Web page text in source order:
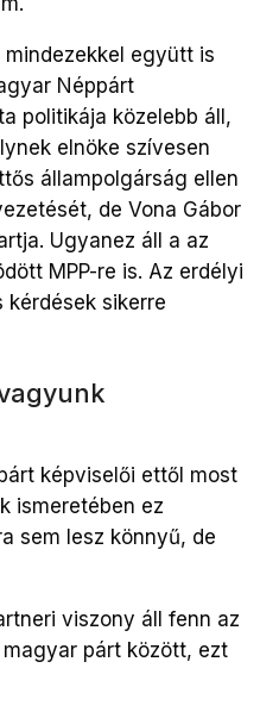
együtt is
Néppárt
politikája közelebb áll,
elnöke szívesen
állampolgárság ellen
de Vona Gábor
Ugyanez áll a az
MPP-re is. Az erdélyi
sikerre
képviselői ettől most
ismeretében ez
sem lesz könnyű, de
viszony áll fenn az
magyar párt között, ezt